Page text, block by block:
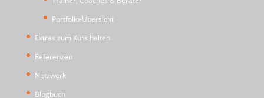
Portfolio-Übersicht
Extras zum Kurs halten
Referenzen
Netzwerk
Blogbuch